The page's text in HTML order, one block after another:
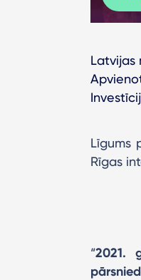
Latvijas
Līgums
Rīgas
“2021.